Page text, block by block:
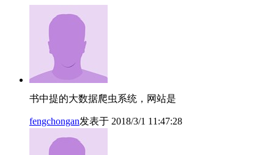
书中提的大数据爬虫系统，网站是
fengchongan发表于 2018/3/1 11:47:28